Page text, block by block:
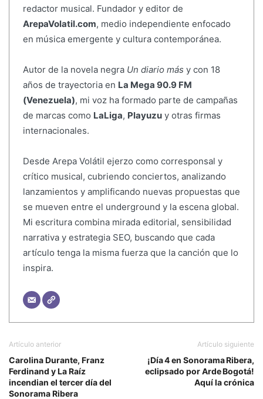
redactor musical. Fundador y editor de
ArepaVolatil.com, medio independiente enfocado
en música emergente y cultura contemporánea.
Autor de la novela negra Un diario más y con 18
años de trayectoria en La Mega 90.9 FM
(Venezuela), mi voz ha formado parte de campañas
de marcas como LaLiga, Playuzuy otras firmas
internacionales.
Desde Arepa Volátil ejerzo como corresponsal y
crítico musical, cubriendo conciertos, analizando
lanzamientos y amplificando nuevas propuestas que
se mueven entre el underground y la escena global.
Mi escritura combina mirada editorial, sensibilidad
narrativa y estrategia SEO, buscando que cada
artículo tenga la misma fuerza que la canción que lo
inspira.
Artículo anterior
Carolina Durante, Franz
Ferdinand y La Raíz
incendian el tercer día del
Sonorama Ribera
Artículo siguiente
¡Día 4 en Sonorama Ribera,
eclipsado por Arde Bogotá!
Aquí la crónica